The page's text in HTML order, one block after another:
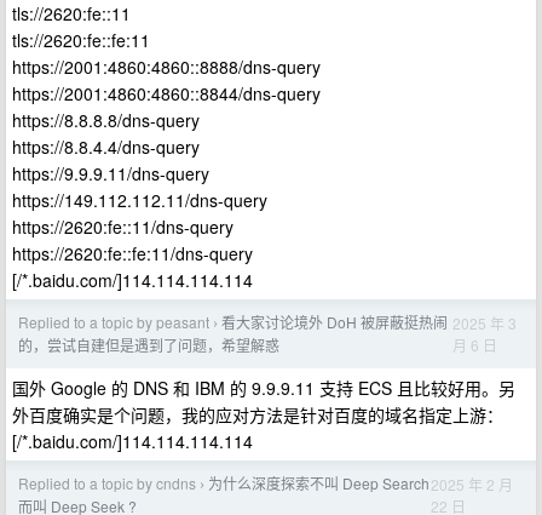
tls://2620:fe::11
tls://2620:fe::fe:11
https://2001:4860:4860::8888/dns-query
https://2001:4860:4860::8844/dns-query
https://8.8.8.8/dns-query
https://8.8.4.4/dns-query
https://9.9.9.11/dns-query
https://149.112.112.11/dns-query
https://2620:fe::11/dns-query
https://2620:fe::fe:11/dns-query
[/*.baidu.com/]114.114.114.114
Replied to a topic by peasant › 看大家讨论境外 DoH 被屏蔽挺热闹
的，尝试自建但是遇到了问题，希望解惑
2025 年 3
月 6 日
国外 Google 的 DNS 和 IBM 的 9.9.9.11 支持 ECS 且比较好用。另
外百度确实是个问题，我的应对方法是针对百度的域名指定上游：
[/*.baidu.com/]114.114.114.114
Replied to a topic by cndns › 为什么深度探索不叫 Deep Search
而叫 Deep Seek ?
2025 年 2 月
22 日